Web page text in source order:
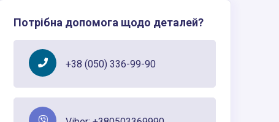
Потрібна допомога щодо деталей?
+38 (050) 336-99-90